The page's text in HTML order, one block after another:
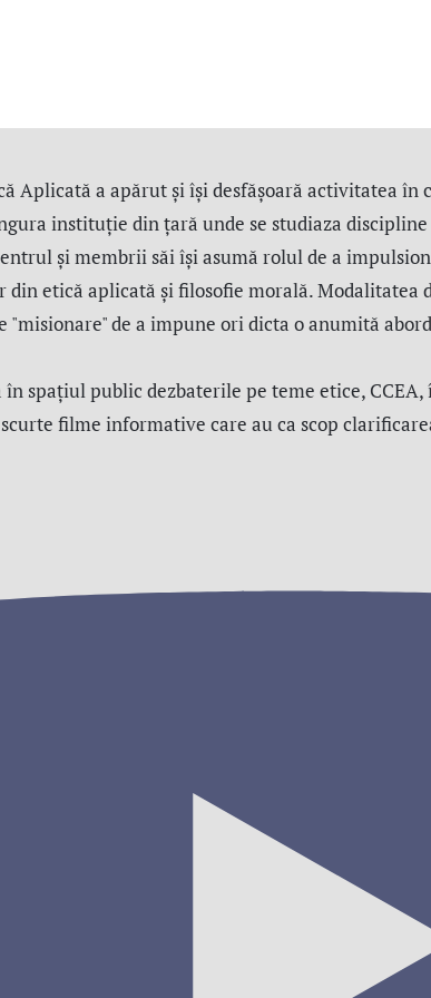
Aplicată a apărut și își desfășoară activitatea
instituție din țară unde se studiaza
şi membrii săi îşi asumă rolul de a
etică aplicată şi filosofie morală. Modalitatea
de a impune ori dicta o anumită
spațiul public dezbaterile pe teme etice,
filme informative care au ca scop